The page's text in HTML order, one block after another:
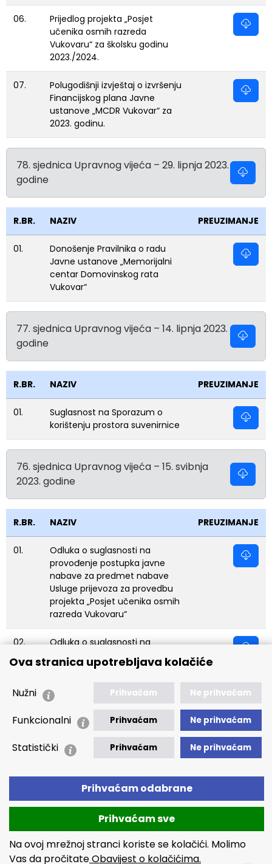
Ova stranica upotrebljava kolačiće
Nužni Prihvaćam Ne prihvaćam
Funkcionalni Prihvaćam Ne prihvaćam
Statistički Prihvaćam Ne prihvaćam
Prihvaćam odabrane
Prihvaćam sve
Na ovoj mrežnoj stranci koriste se kolačići. Molimo
Vas da pročitateObavijest o kolačićima.
06.
Prijedlog projekta „Posjet
učenika osmih razreda
Vukovaru“ za školsku godinu
2023./2024.
07.
Polugodišnji izvještaj o izvršenju
Financijskog plana Javne
ustanove „MCDR Vukovar“ za
2023. godinu.
78. sjednica Upravnog vijeća – 29. lipnja 2023.
godine
R.BR. NAZIV PREUZIMANJE
01.
Donošenje Pravilnika o radu
Javne ustanove „Memorijalni
centar Domovinskog rata
Vukovar“
77. sjednica Upravnog vijeća – 14. lipnja 2023.
godine
R.BR. NAZIV PREUZIMANJE
01.
Suglasnost na Sporazum o
korištenju prostora suvenirnice
76. sjednica Upravnog vijeća – 15. svibnja
2023. godine
R.BR. NAZIV PREUZIMANJE
01.
Odluka o suglasnosti na
provođenje postupka javne
nabave za predmet nabave
Usluge prijevoza za provedbu
projekta „Posjet učenika osmih
razreda Vukovaru“
02.
Odluka o suglasnosti na
provođenje postupka javne
nabave za predmet nabave
Dubrovnik i poslovnih prostora
provođenje postupka javne
nabave za predmet nabave
sušenja, glačanja i dostave
posteljnog i kupaonskog rublja
za potrebe Hostela Dubrovnik u
sklopu “MCDR Vukovar”
04.
Izmjene i dopune Plana nabave